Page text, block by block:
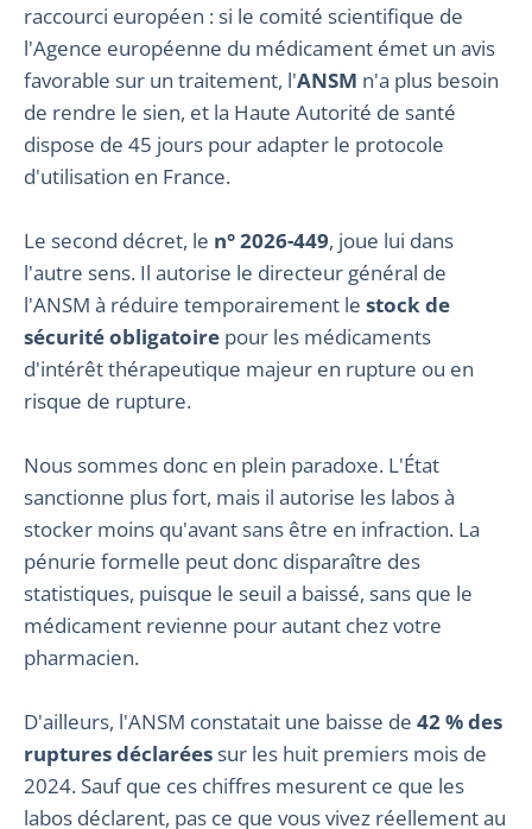
raccourci européen : si le comité scientifique de
l'Agence européenne du médicament émet un avis
favorable sur un traitement, l'ANSM n'a plus besoin
de rendre le sien, et la Haute Autorité de santé
dispose de 45 jours pour adapter le protocole
d'utilisation en France.
Le second décret, le n° 2026-449, joue lui dans
l'autre sens. Il autorise le directeur général de
l'ANSM à réduire temporairement le stock de
sécurité obligatoire pour les médicaments
d'intérêt thérapeutique majeur en rupture ou en
risque de rupture.
Nous sommes donc en plein paradoxe. L'État
sanctionne plus fort, mais il autorise les labos à
stocker moins qu'avant sans être en infraction. La
pénurie formelle peut donc disparaître des
statistiques, puisque le seuil a baissé, sans que le
médicament revienne pour autant chez votre
pharmacien.
D'ailleurs, l'ANSM constatait une baisse de 42 % des
ruptures déclarées sur les huit premiers mois de
2024. Sauf que ces chiffres mesurent ce que les
labos déclarent, pas ce que vous vivez réellement au